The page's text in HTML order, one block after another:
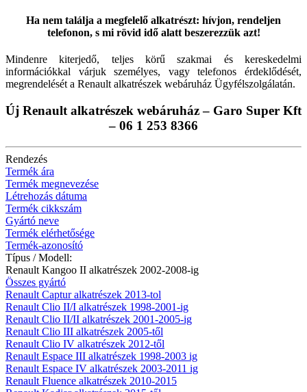
Ha nem találja a megfelelő alkatrészt: hívjon, rendeljen
telefonon, s mi rövid idő alatt beszerezzük azt!
Mindenre kiterjedő, teljes körű szakmai és kereskedelmi
információkkal várjuk személyes, vagy telefonos érdeklődését,
megrendelését a Renault alkatrészek webáruház Ügyfélszolgálatán.
Új Renault alkatrészek webáruház – Garo Super Kft
– 06 1 253 8366
Rendezés
Termék ára
Termék megnevezése
Létrehozás dátuma
Termék cikkszám
Gyártó neve
Termék elérhetősége
Termék-azonosító
Típus / Modell:
Renault Kangoo II alkatrészek 2002-2008-ig
Összes gyártó
Renault Captur alkatrészek 2013-tol
Renault Clio II/I alkatrészek 1998-2001-ig
Renault Clio II/II alkatrészek 2001-2005-ig
Renault Clio III alkatrészek 2005-től
Renault Clio IV alkatrészek 2012-től
Renault Espace III alkatrészek 1998-2003 ig
Renault Espace IV alkatrészek 2003-2011 ig
Renault Fluence alkatrészek 2010-2015